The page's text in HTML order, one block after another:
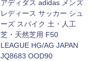
アディダス adidas メンズ
レディース サッカー シュ
ーズ スパイク 土・人工
芝・天然芝用 F50
LEAGUE HG/AG JAPAN
JQ8683 OOD90